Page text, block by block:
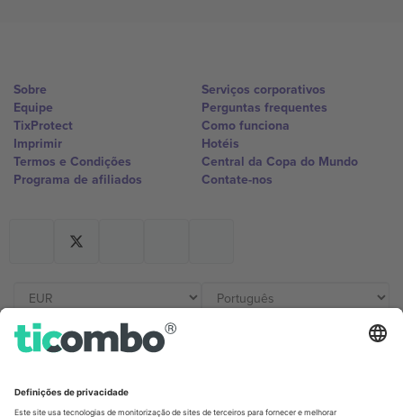
Sobre
Equipe
TixProtect
Imprimir
Termos e Condições
Programa de afiliados
Serviços corporativos
Perguntas frequentes
Como funciona
Hotéis
Central da Copa do Mundo
Contate-nos
Germany